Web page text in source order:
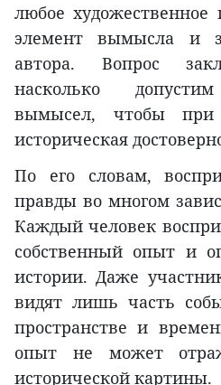
любое художественное
элемент вымысла и
автора. Вопрос
насколько
вымысел, чтобы при
историческая
По его словам,
правды во многом
Каждый человек
собственный опыт и
истории. Даже
видят лишь часть
пространстве и
опыт не может
исторической картины.